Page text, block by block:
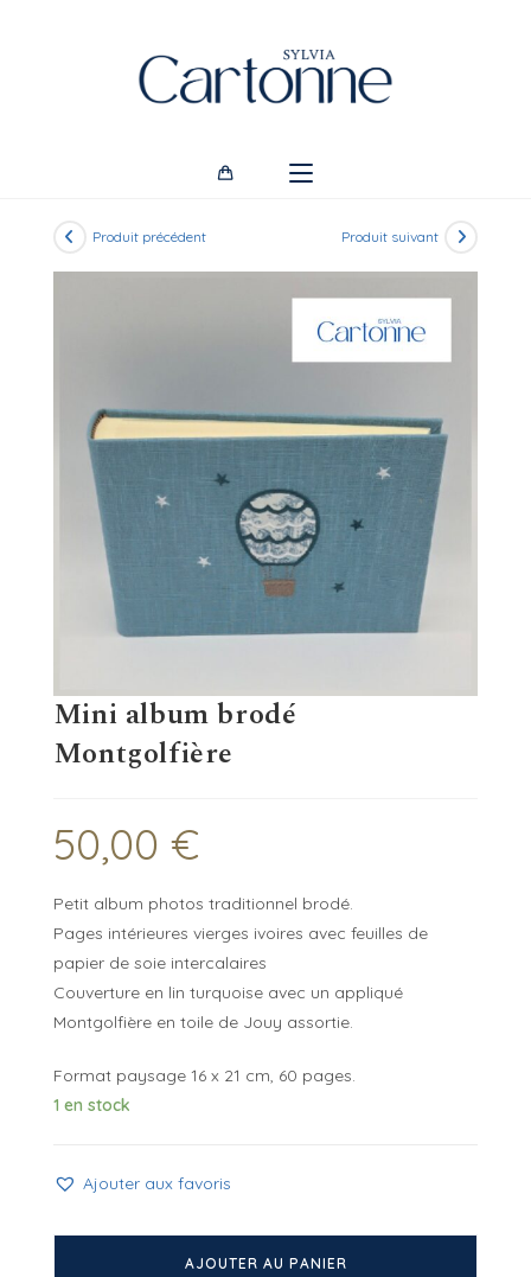
Produit précédent Produit suivant
Mini album brodé
Montgolfière
50,00 €
Petit album photos traditionnel brodé.
Pages intérieures vierges ivoires avec feuilles de
papier de soie intercalaires
Couverture en lin turquoise avec un appliqué
Montgolfière en toile de Jouy assortie.
Format paysage 16 x 21 cm, 60 pages.
1 en stock
Ajouter aux favoris
AJOUTER AU PANIER